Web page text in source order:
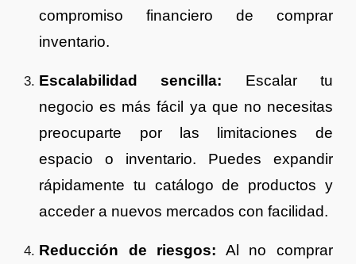
compromiso financiero de comprar
inventario.
Escalabilidad sencilla: Escalar tu
negocio es más fácil ya que no necesitas
preocuparte por las limitaciones de
espacio o inventario. Puedes expandir
rápidamente tu catálogo de productos y
acceder a nuevos mercados con facilidad.
Reducción de riesgos:Al no comprar